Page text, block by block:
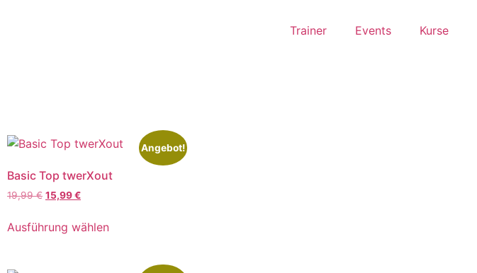
Trainer Events Kurse
Angebot!
Basic Top twerXout
19,99€ 15,99€
Ausführung wählen